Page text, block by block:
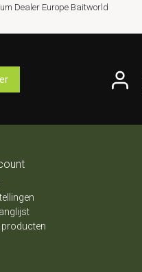
Dealer Europe Baitworld
producten